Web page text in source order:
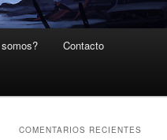
Contacto
COMENTARIOS RECIENTES